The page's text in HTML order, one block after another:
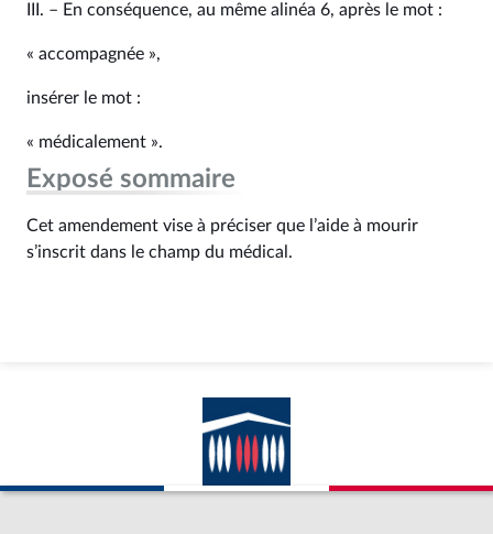
III. – En conséquence, au même alinéa 6, après le mot :
« accompagnée »,
insérer le mot :
« médicalement ».
Exposé sommaire
Cet amendement vise à préciser que l’aide à mourir
s’inscrit dans le champ du médical.